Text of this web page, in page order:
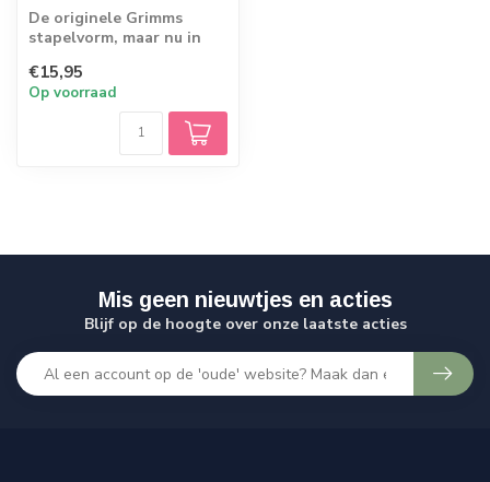
De originele Grimms
stapelvorm, maar nu in
fantasie zij...
€15,95
Op voorraad
Mis geen nieuwtjes en acties
Blijf op de hoogte over onze laatste acties